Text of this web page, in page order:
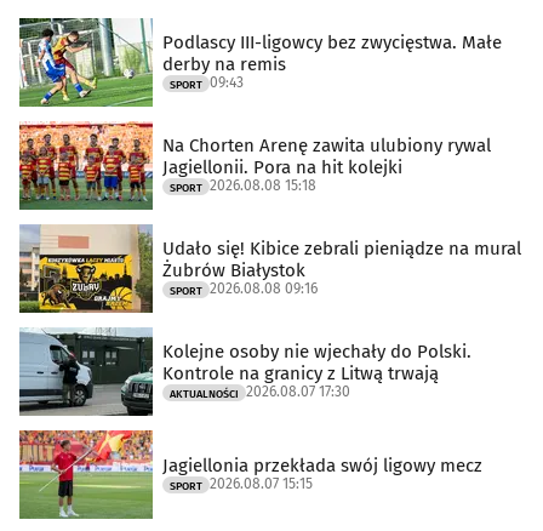
Podlascy III-ligowcy bez zwycięstwa. Małe
derby na remis
SPORT 09:43
Na Chorten Arenę zawita ulubiony rywal
Jagiellonii. Pora na hit kolejki
SPORT 2026.08.08 15:18
Udało się! Kibice zebrali pieniądze na mural
Żubrów Białystok
SPORT 2026.08.08 09:16
Kolejne osoby nie wjechały do Polski.
Kontrole na granicy z Litwą trwają
AKTUALNOŚCI 2026.08.07 17:30
Jagiellonia przekłada swój ligowy mecz
SPORT 2026.08.07 15:15